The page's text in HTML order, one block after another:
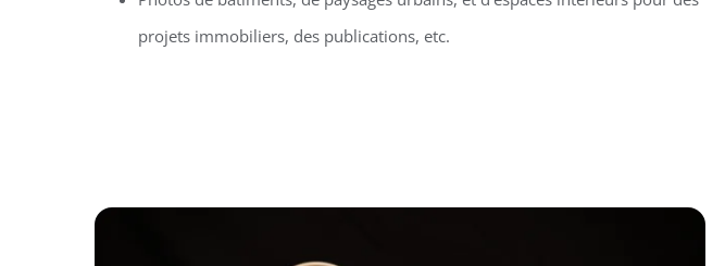
projets immobiliers, des publications, etc.